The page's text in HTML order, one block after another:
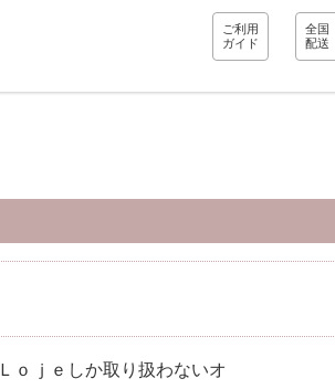
ご利用
ガイド
全国
配送
ｏｊｅしか取り扱わないオ